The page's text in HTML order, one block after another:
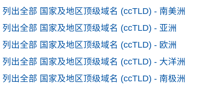
列出全部 国家及地区顶级域名 (ccTLD) - 南美洲
列出全部 国家及地区顶级域名 (ccTLD) - 亚洲
列出全部 国家及地区顶级域名 (ccTLD) - 欧洲
列出全部 国家及地区顶级域名 (ccTLD) - 大洋洲
列出全部 国家及地区顶级域名 (ccTLD) - 南极洲